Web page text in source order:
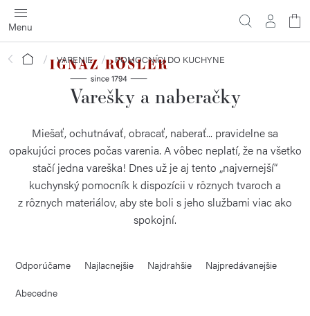
Prejsť
na
obsah
Domov VARENIE POMOCNÍCI DO KUCHYNE
Varešky a naberačky
Miešať, ochutnávať, obracať, naberať... pravidelne sa
opakujúci proces počas varenia. A vôbec neplatí, že na všetko
stačí jedna vareška! Dnes už je aj tento „najvernejší“
kuchynský pomocník k dispozícii v rôznych tvaroch a
z rôznych materiálov, aby ste boli s jeho službami viac ako
spokojní.
d
Odporúčame Najlacnejšie Najdrahšie
Najpredávanejšie
Abecedne